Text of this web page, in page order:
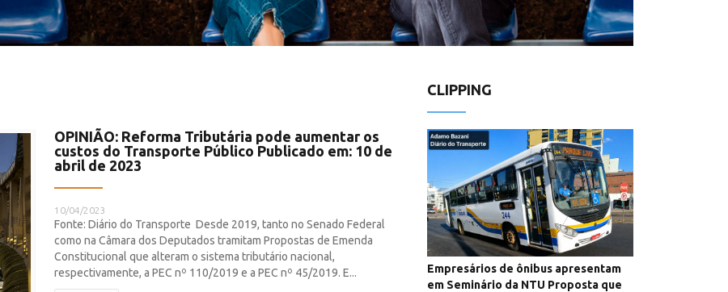
OPINIÃO: Reforma Tributária pode aumentar os
custos do Transporte Público Publicado em: 10 de
abril de 2023
10/04/2023
Fonte: Diário do Transporte Desde 2019, tanto no Senado Federal
como na Câmara dos Deputados tramitam Propostas de Emenda
Constitucional que alteram o sistema tributário nacional,
respectivamente, a PEC nº 110/2019 e a PEC nº 45/2019. E...
CLIPPING
Empresários de ônibus apresentam
em Seminário da NTU Proposta que